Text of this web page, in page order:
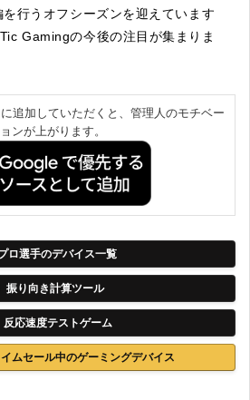
行うオフシーズンを迎えています
Gamingの今後の注目が集まりま
追加していただくと、管理人のモチベー
ンが上がります。
ロ選手のデバイス一覧
振り向き計算ツール
反応速度テストゲーム
ムセール中のゲーミングデバイス